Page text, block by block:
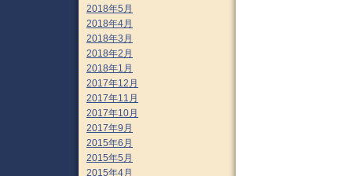
2018年5月
2018年4月
2018年3月
2018年2月
2018年1月
2017年12月
2017年11月
2017年10月
2017年9月
2015年6月
2015年5月
2015年4月